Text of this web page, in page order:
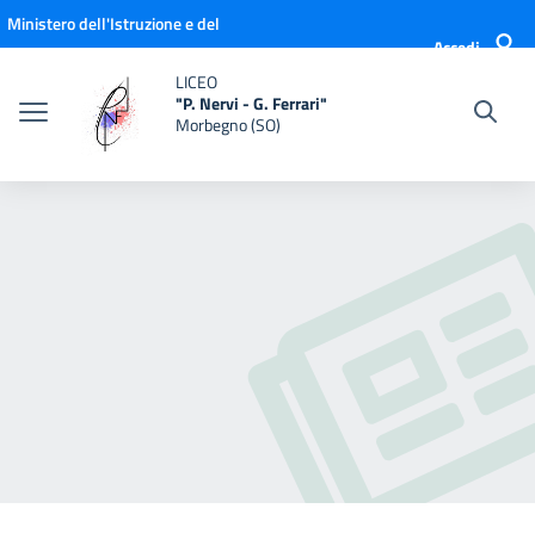
Vai ai contenuti
Vai al menu di navigazione
Vai al footer
Ministero dell'Istruzione e del
Accedi
LICEO
"P. Nervi - G. Ferrari"
Morbegno (SO)